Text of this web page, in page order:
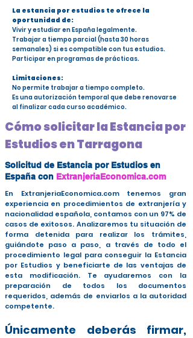
La estancia por estudios te ofrece la
oportunidad de:
Vivir y estudiar en España legalmente.
Trabajar a tiempo parcial (hasta 30 horas
semanales) si es compatible con tus estudios.
Participar en programas de prácticas.
Limitaciones:
No permite trabajar a tiempo completo.
Es una autorización temporal que debe renovarse
al finalizar cada curso académico.
Cómo solicitar la Estancia por
Estudios en Tarragona
Solicitud de Estancia por Estudios en
España con ExtranjeriaEconomica.com
En ExtranjeriaEconomica.com tenemos gran
experiencia en procedimientos de extranjería y
nacionalidad española, contamos con un 97% de
casos de exitosos. Analizaremos tu situación de
forma detenida para realizar los trámites,
guiándote paso a paso, a través de todo el
procedimiento legal para conseguir la Estancia
por Estudios y beneficiarte de las ventajas de
esta modificación. Te ayudaremos con la
preparación de todos los documentos
requeridos, además de enviarlos a la autoridad
competente.
Únicamente deberás firmar,